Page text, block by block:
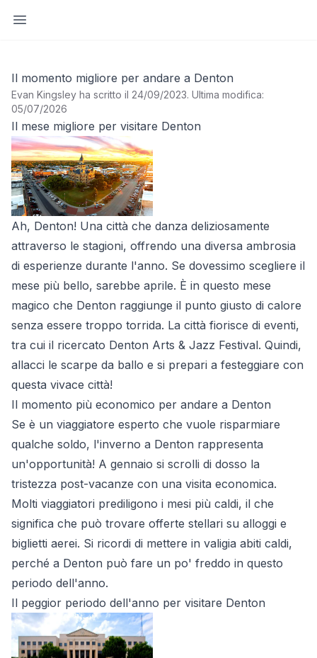
Apri barra laterale
Il momento migliore per andare a Denton
Evan Kingsley ha scritto il 24/09/2023. Ultima modifica:
05/07/2026
Il mese migliore per visitare Denton
Ah, Denton! Una città che danza deliziosamente
attraverso le stagioni, offrendo una diversa ambrosia
di esperienze durante l'anno. Se dovessimo scegliere il
mese più bello, sarebbe aprile. È in questo mese
magico che Denton raggiunge il punto giusto di calore
senza essere troppo torrida. La città fiorisce di eventi,
tra cui il ricercato Denton Arts & Jazz Festival. Quindi,
allacci le scarpe da ballo e si prepari a festeggiare con
questa vivace città!
Il momento più economico per andare a Denton
Se è un viaggiatore esperto che vuole risparmiare
qualche soldo, l'inverno a Denton rappresenta
un'opportunità! A gennaio si scrolli di dosso la
tristezza post-vacanze con una visita economica.
Molti viaggiatori prediligono i mesi più caldi, il che
significa che può trovare offerte stellari su alloggi e
biglietti aerei. Si ricordi di mettere in valigia abiti caldi,
perché a Denton può fare un po' freddo in questo
periodo dell'anno.
Il peggior periodo dell'anno per visitare Denton